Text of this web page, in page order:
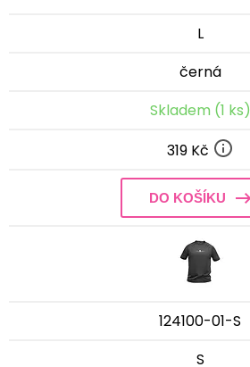
L
černá
Skladem (1 ks)
319 Kč
DO KOŠÍKU
124100-01-S
S